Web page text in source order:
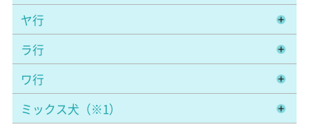
ヤ行
ラ行
ワ行
ミックス犬（※1）